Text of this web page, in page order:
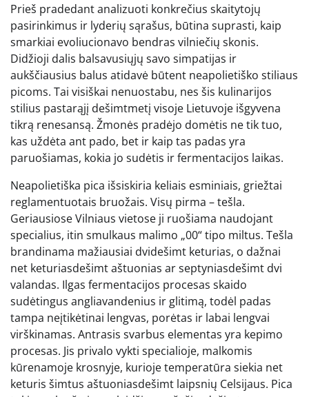
Prieš pradedant analizuoti konkrečius skaitytojų
pasirinkimus ir lyderių sąrašus, būtina suprasti, kaip
smarkiai evoliucionavo bendras vilniečių skonis.
Didžioji dalis balsavusiųjų savo simpatijas ir
aukščiausius balus atidavė būtent neapolietiško stiliaus
picoms. Tai visiškai nenuostabu, nes šis kulinarijos
stilius pastarąjį dešimtmetį visoje Lietuvoje išgyvena
tikrą renesansą. Žmonės pradėjo domėtis ne tik tuo,
kas uždėta ant pado, bet ir kaip tas padas yra
paruošiamas, kokia jo sudėtis ir fermentacijos laikas.
Neapolietiška pica išsiskiria keliais esminiais, griežtai
reglamentuotais bruožais. Visų pirma – tešla.
Geriausiose Vilniaus vietose ji ruošiama naudojant
specialius, itin smulkaus malimo „00“ tipo miltus. Tešla
brandinama mažiausiai dvidešimt keturias, o dažnai
net keturiasdešimt aštuonias ar septyniasdešimt dvi
valandas. Ilgas fermentacijos procesas skaido
sudėtingus angliavandenius ir glitimą, todėl padas
tampa neįtikėtinai lengvas, porėtas ir labai lengvai
virškinamas. Antrasis svarbus elementas yra kepimo
procesas. Jis privalo vykti specialioje, malkomis
kūrenamoje krosnyje, kurioje temperatūra siekia net
keturis šimtus aštuoniasdešimt laipsnių Celsijaus. Pica